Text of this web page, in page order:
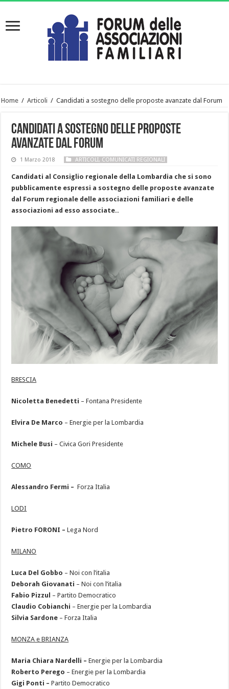
Home / Articoli / Candidati a sostegno delle proposte avanzate dal Forum
Candidati a sostegno delle proposte
avanzate dal Forum
1 Marzo 2018 ARTICOLI, COMUNICATI REGIONALI
Candidati al Consiglio regionale della Lombardia che si sono
pubblicamente espressi a sostegno delle proposte avanzate
dal Forum regionale delle associazioni familiari e delle
associazioni ad esso associate..
BRESCIA
Nicoletta Benedetti – Fontana Presidente
Elvira De Marco – Energie per la Lombardia
Michele Busi – Civica Gori Presidente
COMO
Alessandro Fermi – Forza Italia
LODI
Pietro FORONI – Lega Nord
MILANO
Luca Del Gobbo – Noi con l’italia
Deborah Giovanati – Noi con l’italia
Fabio Pizzul – Partito Democratico
Claudio Cobianchi – Energie per la Lombardia
Silvia Sardone – Forza Italia
MONZA e BRIANZA
Maria Chiara Nardelli –Energie per la Lombardia
Roberto Perego – Energie per la Lombardia
Gigi Ponti –Partito Democratico